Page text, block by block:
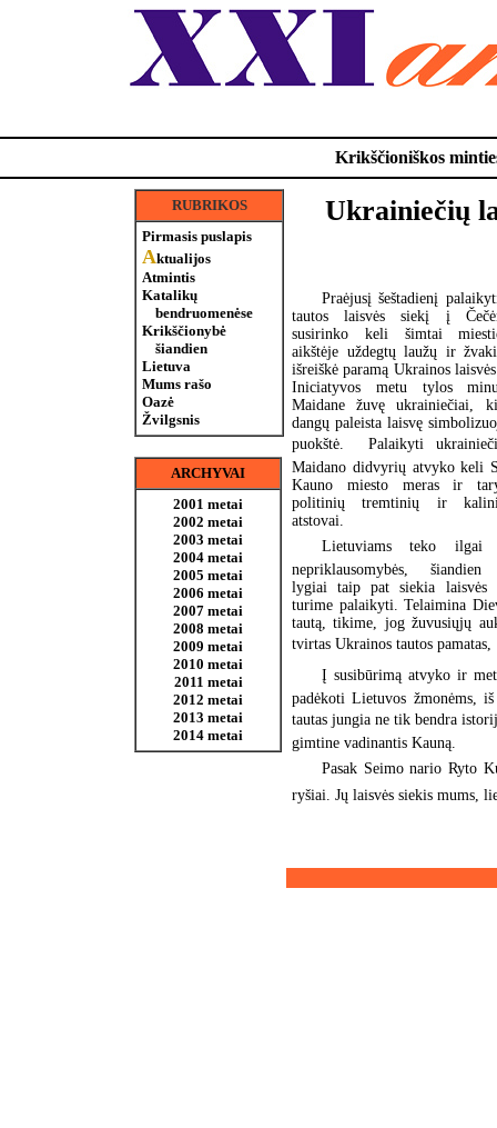
Krikščioniškos
RUBRIKOS
Pirmasis puslapis
Aktualijos
Atmintis
Katalikų
bendruomenėse
Krikščionybė
šiandien
Lietuva
Mums rašo
Oazė
Žvilgsnis
ARCHYVAI
2001 metai
2002 metai
2003 metai
2004 metai
2005 metai
2006 metai
2007 metai
2008 metai
2009 metai
2010 metai
2011 metai
2012 metai
2013 metai
2014 metai
Ukrainiečių
Praėjusį šeštadienį
tautos laisvės siekį į
susirinko keli šimtai
aikštėje uždegtų laužų ir
išreiškė paramą Ukrainos
Iniciatyvos metu tylos
Maidane žuvę ukrainiečiai,
dangų paleista laisvę
puokštė. Palaikyti
Maidano didvyrių atvyko keli
Kauno miesto meras ir
politinių tremtinių ir
atstovai.
Lietuviams teko
nepriklausomybės, šiandien
lygiai taip pat siekia laisvės
turime palaikyti. Telaimina
tautą, tikime, jog žuvusiųjų
tvirtas Ukrainos tautos
Į susibūrimą atvyko ir
padėkoti Lietuvos žmonėms,
tautas jungia ne tik bendra
gimtine vadinantis Kauną.
Pasak Seimo nario Ryto
ryšiai. Jų laisvės siekis mums,